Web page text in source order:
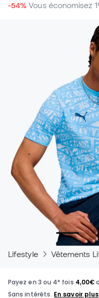
-54% Vous économisez
Lifestyle Vêtements